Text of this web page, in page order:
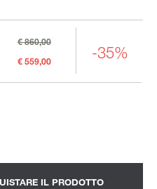
€ 860,00
€ 559,00 -35%
IL PRODOTTO